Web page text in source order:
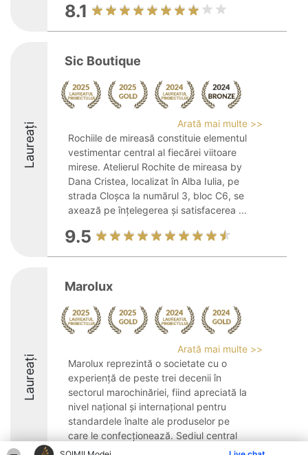
8.1
Laureați
Sic Boutique
Arată mai multe >>
Rochiile de mireasă constituie elementul
vestimentar central al fiecărei viitoare
mirese. Atelierul Rochite de mireasa by
Dana Cristea, localizat în Alba Iulia, pe
strada Cloșca la numărul 3, bloc C6, se
axează pe înțelegerea și satisfacerea ...
9.5
Laureați
Marolux
Arată mai multe >>
Marolux reprezintă o societate cu o
experiență de peste trei decenii în
sectorul marochinăriei, fiind apreciată la
nivel național și internațional pentru
standardele înalte ale produselor pe
care le confecționează. Sediul central
este localizat ...